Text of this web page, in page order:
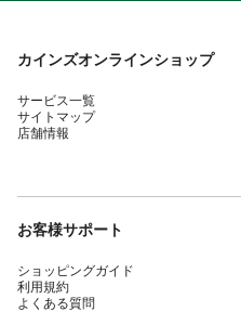
カインズオンラインショップ
サービス一覧
サイトマップ
店舗情報
お客様サポート
ショッピングガイド
利用規約
よくある質問